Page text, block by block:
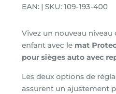
EAN: | SKU: 109-193-400
Vivez un nouveau
enfant avec le mat
pour sièges auto avec
Les deux options de
assurent un ajustement